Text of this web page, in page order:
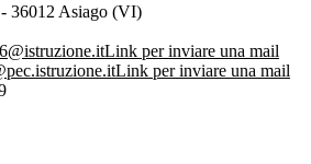
36012 Asiago (VI)
Link per inviare una mail
Link per inviare una mail